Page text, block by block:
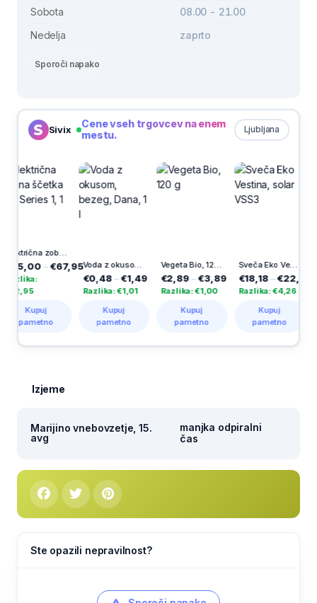
Sobota
08.00 - 21.00
Nedelja
zaprto
Sporoči napako
Sivix Ljubljana
Cene vseh trgovcev na enem
mestu.
Električna zobna ščetka Pro Series 1, 1 kos
€67,95 Voda z okusom, bezeg, Dana, 1 l
€1,49
Razlika: €1,01
Vegeta Bio, 120 g
€2,89 €3,89
Razlika: €1,00
Sveča Eko Vestina, solar VSS3
€18,18 €22,44
Razlika: €4,26
-30%
€3,49
Razlika:
Izjeme
Marijino vnebovzetje, 15.
avg
manjka odpiralni
čas
Ste opazili nepravilnost?